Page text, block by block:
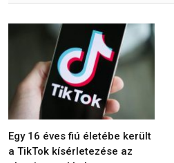
Egy 16 éves fiú életébe került
a TikTok kísérletezése az